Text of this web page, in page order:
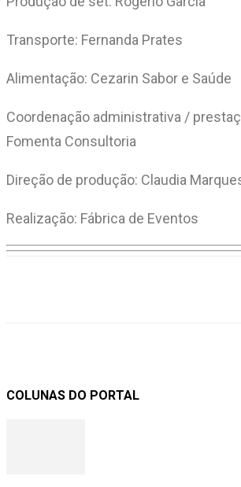
Transporte: Fernanda Prates
Alimentação: Cezarin Sabor e Saúde
Coordenação administrativa /
Fomenta Consultoria
Direção de produção: Claudia
Realização: Fábrica de Eventos
COLUNAS DO PORTAL